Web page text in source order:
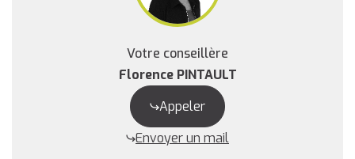
Votre conseillère
Florence PINTAULT
Appeler
Envoyer un mail